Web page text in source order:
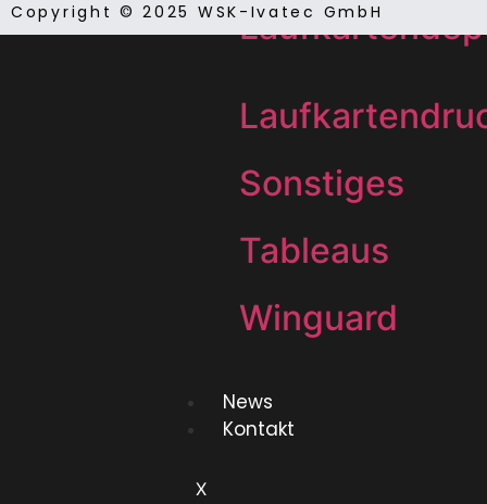
Sonstiges
Tableaus
Winguard
News
Kontakt
X
Copyright © 2025 WSK-Ivatec GmbH